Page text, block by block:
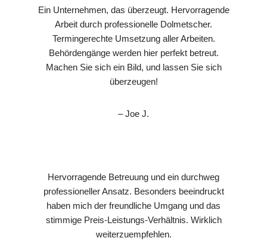
Ein Unternehmen, das überzeugt. Hervorragende
Arbeit durch professionelle Dolmetscher.
Termingerechte Umsetzung aller Arbeiten.
Behördengänge werden hier perfekt betreut.
Machen Sie sich ein Bild, und lassen Sie sich
überzeugen!
– Joe J.
Hervorragende Betreuung und ein durchweg
professioneller Ansatz. Besonders beeindruckt
haben mich der freundliche Umgang und das
stimmige Preis-Leistungs-Verhältnis. Wirklich
weiterzuempfehlen.